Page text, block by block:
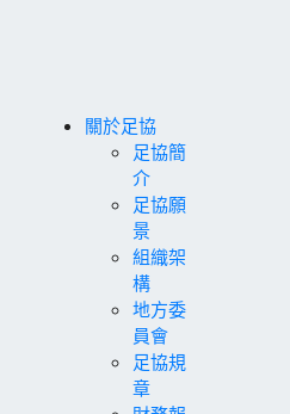
關於足協
足協簡
介
足協願
景
組織架
構
地方委
員會
足協規
章